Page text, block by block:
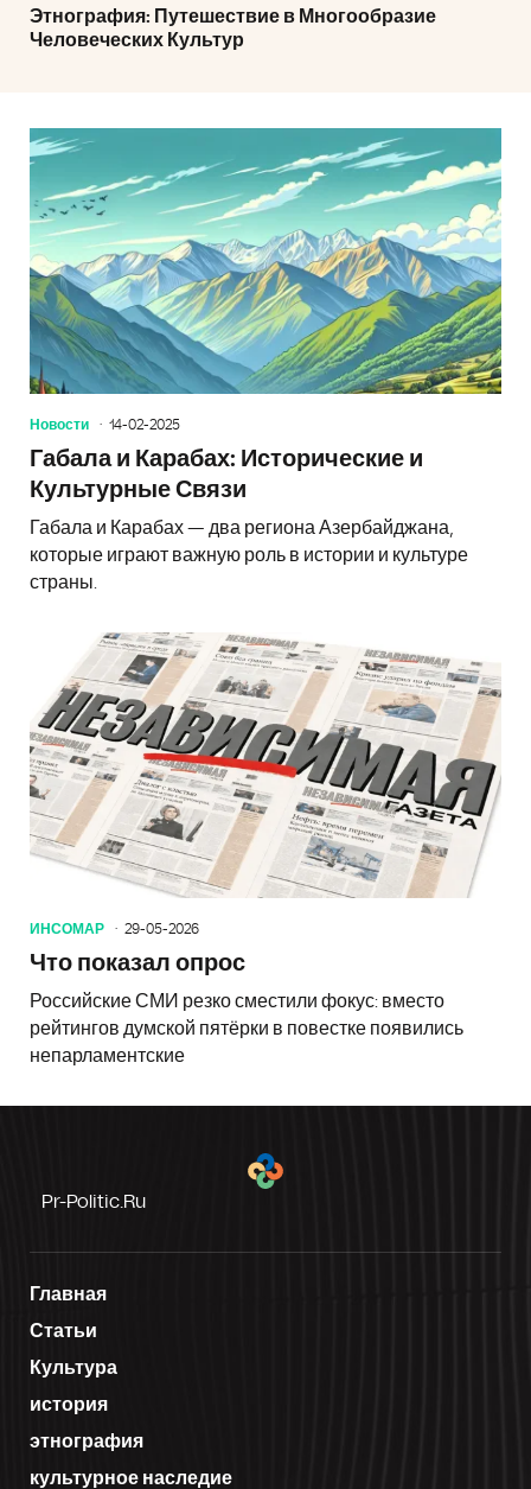
Этнография: Путешествие в Многообразие
Человеческих Культур
Новости 14-02-2025
Габала и Карабах: Исторические и
Культурные Связи
Габала и Карабах — два региона Азербайджана,
которые играют важную роль в истории и культуре
страны.
ИНСОМАР 29-05-2026
Что показал опрос
Российские СМИ резко сместили фокус: вместо
рейтингов думской пятёрки в повестке появились
непарламентские
Pr-Politic.ru
Главная
Статьи
Культура
история
этнография
культурное наследие